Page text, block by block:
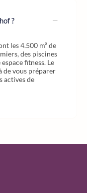
?
les 4.500 m² de
des piscines
fitness. Le
de vous préparer
actives de